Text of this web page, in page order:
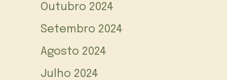
Outubro 2024
Setembro 2024
Agosto 2024
Julho 2024